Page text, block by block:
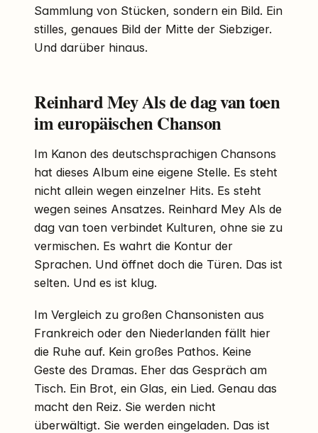
Sammlung von Stücken, sondern ein Bild. Ein
stilles, genaues Bild der Mitte der Siebziger.
Und darüber hinaus.
Reinhard Mey Als de dag van toen
im europäischen Chanson
Im Kanon des deutschsprachigen Chansons
hat dieses Album eine eigene Stelle. Es steht
nicht allein wegen einzelner Hits. Es steht
wegen seines Ansatzes. Reinhard Mey Als de
dag van toen verbindet Kulturen, ohne sie zu
vermischen. Es wahrt die Kontur der
Sprachen. Und öffnet doch die Türen. Das ist
selten. Und es ist klug.
Im Vergleich zu großen Chansonisten aus
Frankreich oder den Niederlanden fällt hier
die Ruhe auf. Kein großes Pathos. Keine
Geste des Dramas. Eher das Gespräch am
Tisch. Ein Brot, ein Glas, ein Lied. Genau das
macht den Reiz. Sie werden nicht
überwältigt. Sie werden eingeladen. Das ist